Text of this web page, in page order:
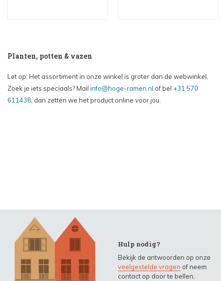
Planten, potten & vazen
Let op: Het assortiment in onze winkel is groter dan de webwinkel.
Zoek je iets speciaals? Mail info@hoge-ramen.nl of bel +31 570
611438 , dan zetten we het product online voor jou.
Hulp nodig?
Bekijk de antwoorden op onze
veelgestelde vragen of neem
contact op door te bellen,